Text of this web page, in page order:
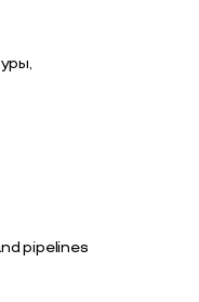
pipelines